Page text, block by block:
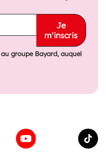
Je
m'inscris
groupe Bayard, auquel